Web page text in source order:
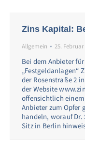
Zins Kapital:
Allgemein 25. Februar
Bei dem Anbieter
„Festgeldanlagen“
der Rosenstraße 2
der Website
offensichtlich
Anbieter zum Opfer
handeln, worauf
Sitz in Berlin